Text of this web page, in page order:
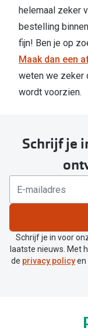
helemaal zeker
bestelling
fijn! Ben je op
Maak dan een
weten we zeker
wordt voorzien.
Schrijf je
Schrijf je in voor
laatste nieuws. Met
de privacy policy